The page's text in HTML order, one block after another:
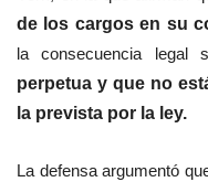
de los cargos en su
la consecuencia
perpetua y que no
la prevista por la ley.
La defensa argumentó